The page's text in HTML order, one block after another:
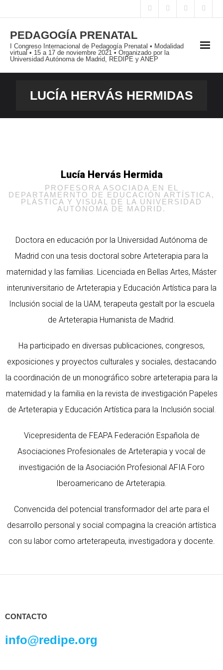
PEDAGOGÍA PRENATAL
I Congreso Internacional de Pedagogía Prenatal • Modalidad
virtual • 15 a 17 de noviembre 2021 • Organizado por la
Universidad Autónoma de Madrid, REDIPE y ANEP
LUCÍA HERVÁS HERMIDAS
Lucía Hervás Hermida
PROFESORA ASOCIADA EN EL
DEPARTAMERNTO DE EDUCACIÓN ARTÍSTICA,
PLÁSTICA Y VISUAL DE LA UNIVERSIDAD
AUTÓNOMA DE MADRID.
Doctora en educación por la Universidad Autónoma de
Madrid con una tesis doctoral sobre Arteterapia para la
maternidad y las familias. Licenciada en Bellas Artes, Máster
interuniversitario de Arteterapia y Educación Artística para la
Inclusión social de la UAM, terapeuta gestalt por la escuela
de Arteterapia Humanista de Madrid.
Ha participado en diversas publicaciones, congresos,
exposiciones y proyectos culturales y sociales, destacando
la coordinación de un monográfico sobre arteterapia para la
maternidad y la familia en la revista de investigación Papeles
de Arteterapia y Educación Artística para la Inclusión social.
Vicepresidenta de FEAPA Federación Española de
Asociaciones Profesionales de Arteterapia y vocal de
investigación de la Asociación Profesional AFIA Foro
Iberoamericano de Arteterapia.
Convencida del potencial transformador del arte para el
desarrollo personal y social compagina la creación artística
con su labor como arteterapeuta, investigadora y docente.
CONTACTO
info@redipe.org